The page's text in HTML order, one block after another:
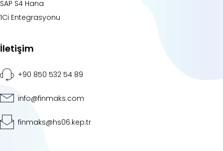
SAP S4 Hana
1Ci Entegrasyonu
İletişim
+90 850 532 54 89
info@finmaks.com
finmaks@hs06.kep.tr